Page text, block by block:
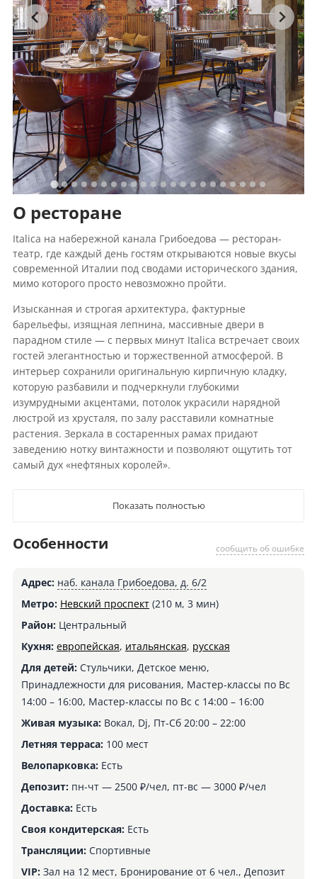
О ресторане
Italica на набережной канала Грибоедова — ресторан-
театр, где каждый день гостям открываются новые вкусы
современной Италии под сводами исторического здания,
мимо которого просто невозможно пройти.
Изысканная и строгая архитектура, фактурные
барельефы, изящная лепнина, массивные двери в
парадном стиле — с первых минут Italica встречает своих
гостей элегантностью и торжественной атмосферой. В
интерьер сохранили оригинальную кирпичную кладку,
которую разбавили и подчеркнули глубокими
изумрудными акцентами, потолок украсили нарядной
люстрой из хрусталя, по залу расставили комнатные
растения. Зеркала в состаренных рамах придают
заведению нотку винтажности и позволяют ощутить тот
самый дух «нефтяных королей».
Показать полностью
сообщить об ошибке
Особенности
Адрес: наб. канала Грибоедова, д. 6/2
Метро: Невский проспект(210 м, 3 мин)
Район:Центральный
Кухня: европейская, итальянская, русская
Для детей:Стульчики, Детское меню,
Принадлежности для рисования, Мастер-классы по Вс
14:00 – 16:00, Мастер-классы по Вс с 14:00 – 16:00
Живая музыка:Вокал, Dj, Пт-Сб 20:00 – 22:00
Летняя терраса:100 мест
Велопарковка:Есть
Депозит:пн-чт — 2500 ₽/чел, пт-вс — 3000 ₽/чел
Доставка:Есть
Своя кондитерская:Есть
Трансляции:Спортивные
VIP:Зал на 12 мест, Бронирование от 6 чел., Депозит